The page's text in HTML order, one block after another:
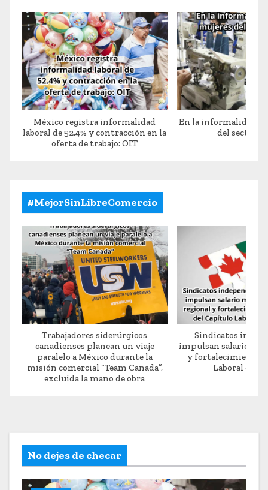
México registra informalidad
laboral de 52.4% y contracción en la
oferta de trabajo: OIT
En la informalidad
del sector
#MejorSinLibreComercio
Trabajadores siderúrgicos
canadienses planean un viaje
paralelo a México durante la
misión comercial “Team Canada”,
excluida la mano de obra
Sindicatos
impulsan salario
y fortalecimiento
Laboral del
No dejes de checar